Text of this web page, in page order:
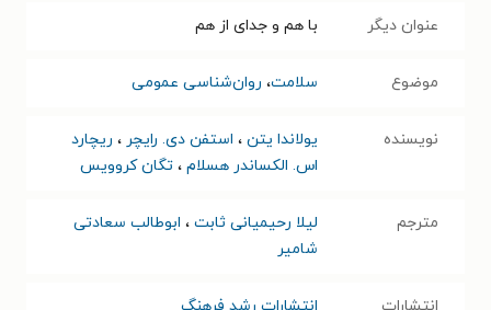
عنوان دیگر با هم و جدای از هم
موضوع سلامت، روان‌شناسی عمومی
نویسنده یولاندا یتن ، استفن دی. رایچر ، ریچارد
اس. الکساندر هسلام ، تگان کروویس
مترجم لیلا رحیمیانی ثابت ، ابوطالب سعادتی
شامیر